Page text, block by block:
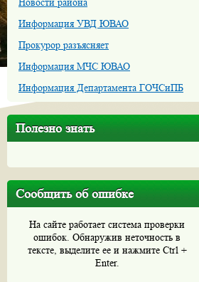
Информация УВД ЮВАО
Прокурор разъясняет
Информация МЧС ЮВАО
Информация Департамента ГОЧСиПБ
Полезно знать
Сообщить об ошибке
На сайте работает система проверки
ошибок. Обнаружив неточность в
тексте, выделите ее и нажмите Ctrl +
Enter.